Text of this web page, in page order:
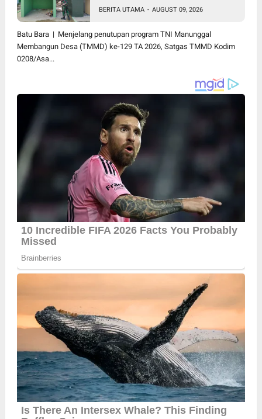
Bersih di Desa Kapal Merah
BERITA UTAMA - AUGUST 09, 2026
Batu Bara | Menjelang penutupan program TNI Manunggal
Membangun Desa (TMMD) ke-129 TA 2026, Satgas TMMD Kodim
0208/Asa...